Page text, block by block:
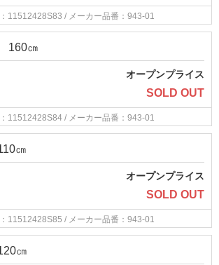
11512428S83 / メーカー品番：943-01
160㎝
オープンプライス
SOLD OUT
11512428S84 / メーカー品番：943-01
㎝
オープンプライス
SOLD OUT
11512428S85 / メーカー品番：943-01
㎝